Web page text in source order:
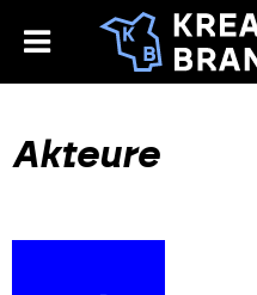
toggle
Akteure